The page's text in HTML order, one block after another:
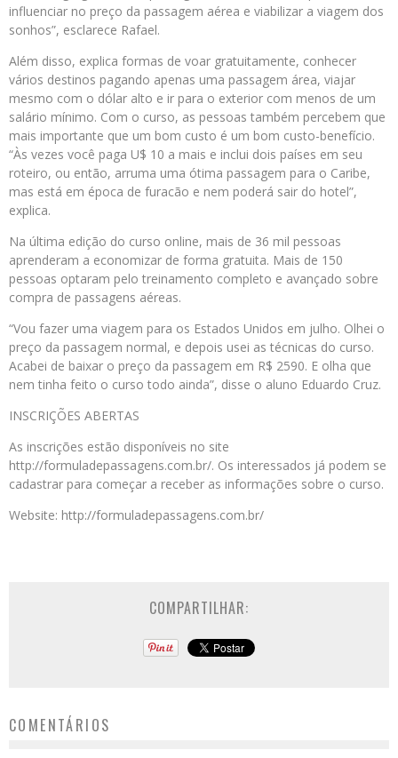
influenciar no preço da passagem aérea e viabilizar a viagem dos
sonhos”, esclarece Rafael.
Além disso, explica formas de voar gratuitamente, conhecer
vários destinos pagando apenas uma passagem área, viajar
mesmo com o dólar alto e ir para o exterior com menos de um
salário mínimo. Com o curso, as pessoas também percebem que
mais importante que um bom custo é um bom custo-benefício.
“Às vezes você paga U$ 10 a mais e inclui dois países em seu
roteiro, ou então, arruma uma ótima passagem para o Caribe,
mas está em época de furacão e nem poderá sair do hotel”,
explica.
Na última edição do curso online, mais de 36 mil pessoas
aprenderam a economizar de forma gratuita. Mais de 150
pessoas optaram pelo treinamento completo e avançado sobre
compra de passagens aéreas.
“Vou fazer uma viagem para os Estados Unidos em julho. Olhei o
preço da passagem normal, e depois usei as técnicas do curso.
Acabei de baixar o preço da passagem em R$ 2590. E olha que
nem tinha feito o curso todo ainda”, disse o aluno Eduardo Cruz.
INSCRIÇÕES ABERTAS
As inscrições estão disponíveis no site
http://formuladepassagens.com.br/. Os interessados já podem se
cadastrar para começar a receber as informações sobre o curso.
Website: http://formuladepassagens.com.br/
COMPARTILHAR:
COMENTÁRIOS